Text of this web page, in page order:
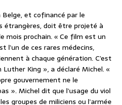
et cofinancé par le
étrangères, doit être projeté à
mois prochain. « Ce film est un
l’un de ces rares médecins,
à chaque génération. C’est
King », a déclaré Michel. «
gouvernement ne le
». Michel dit que l’usage du viol
groupes de miliciens ou l’armée